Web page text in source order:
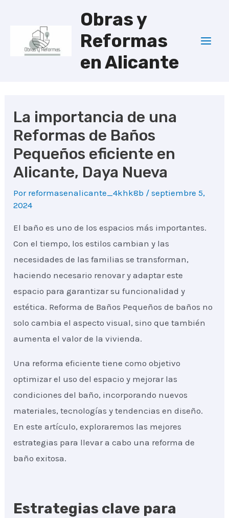
contenido
Obras y
Reformas
en Alicante
La importancia de una
Reformas de Baños
Pequeños eficiente en
Alicante, Daya Nueva
Por reformasenalicante_4khk8b /septiembre 5,
2024
El baño es uno de los espacios más importantes.
Con el tiempo, los estilos cambian y las
necesidades de las familias se transforman,
haciendo necesario renovar y adaptar este
espacio para garantizar su funcionalidad y
estética. Reforma de Baños Pequeños de baños no
solo cambia el aspecto visual, sino que también
aumenta el valor de la vivienda.
Una reforma eficiente tiene como objetivo
optimizar el uso del espacio y mejorar las
condiciones del baño, incorporando nuevos
materiales, tecnologías y tendencias en diseño.
En este artículo, exploraremos las mejores
estrategias para llevar a cabo una reforma de
baño exitosa.
Estrategias clave para